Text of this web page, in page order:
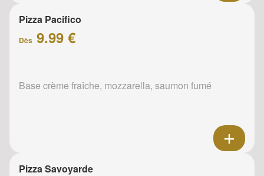
Pizza Pacifico
Dès 9.99 €
Base crème fraîche, mozzarella, saumon fumé
Pizza Savoyarde